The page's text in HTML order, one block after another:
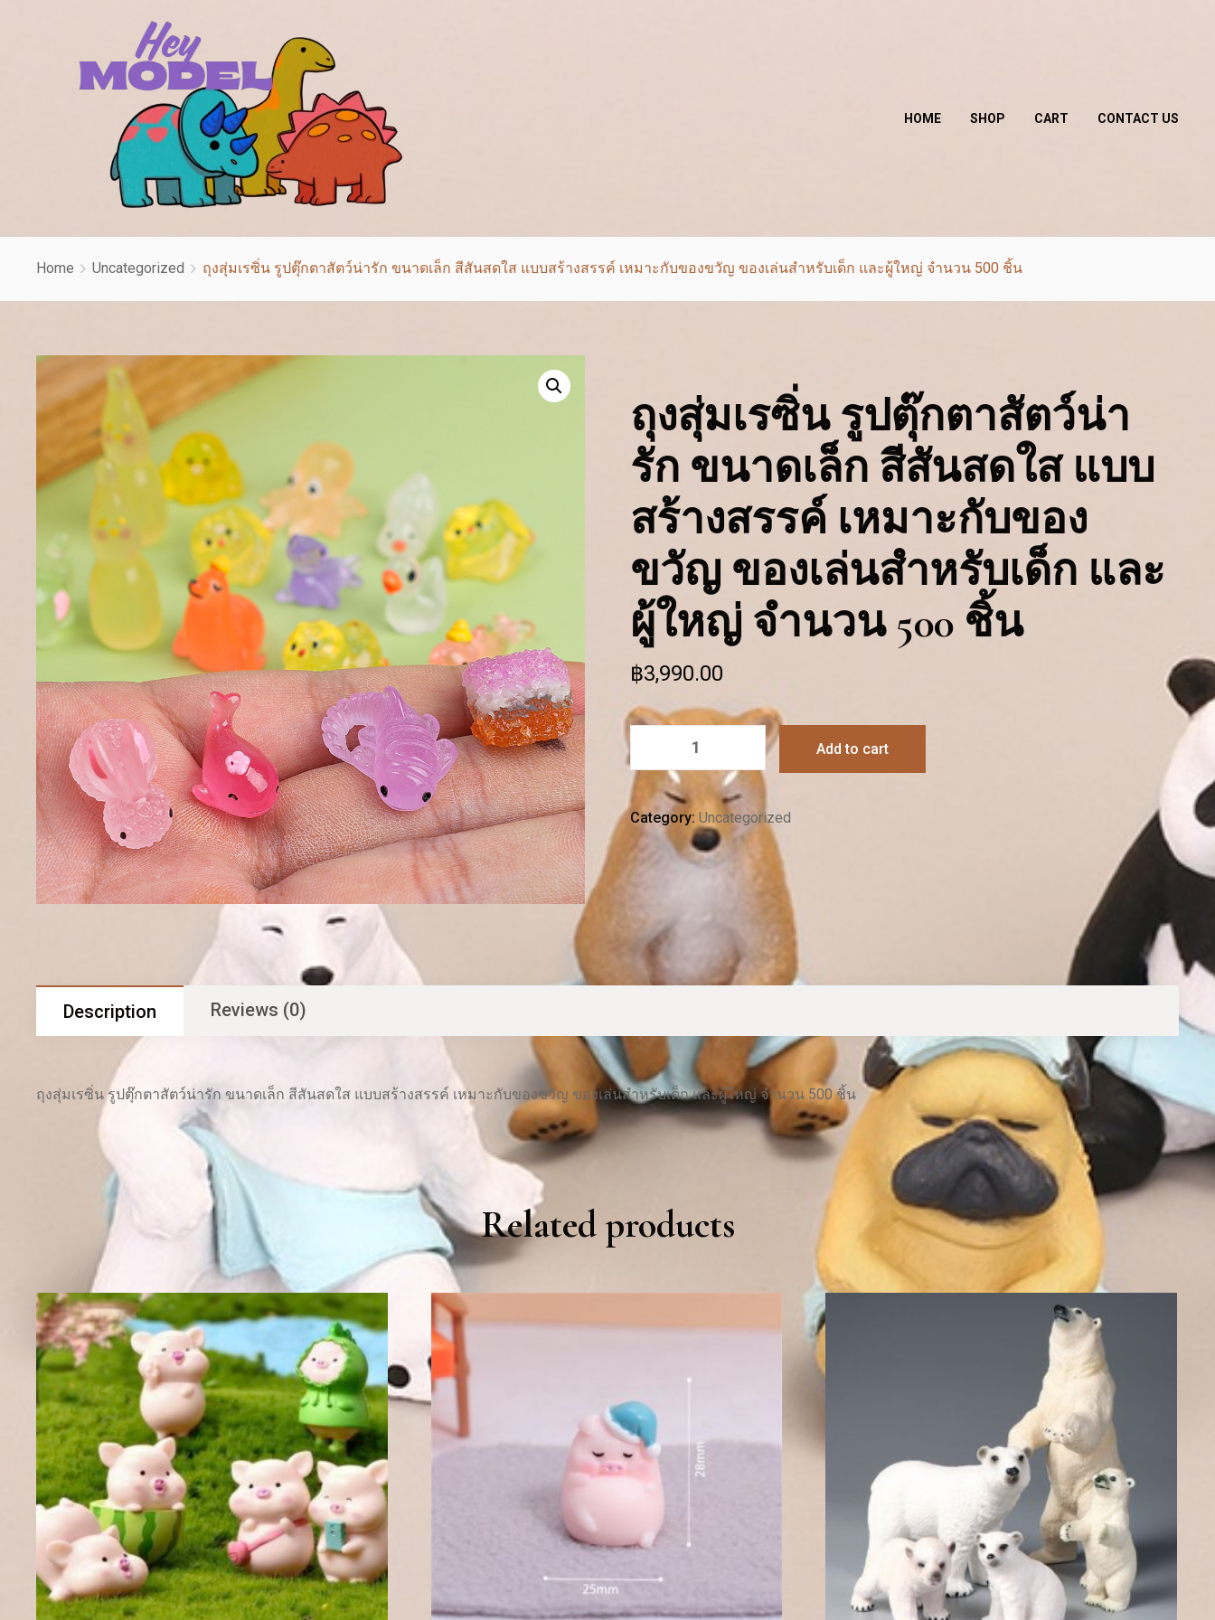
HOME SHOP CART CONTACT US
Home Uncategorized ถุงสุ่มเรซิ่น รูปตุ๊กตาสัตว์น่ารัก ขนาดเล็ก สีสันสดใส แบบสร้างสรรค์ เหมาะกับของขวัญ ของเล่นสําหรับเด็ก และผู้ใหญ่ จํานวน 500 ชิ้น
ถุงสุ่มเรซิ่น รูปตุ๊กตาสัตว์น่า
รัก ขนาดเล็ก สีสันสดใส แบบ
สร้างสรรค์ เหมาะกับของ
ขวัญ ของเล่นสําหรับเด็ก และ
ผู้ใหญ่ จํานวน 500 ชิ้น
฿3,990.00
Add to cart
Category:Uncategorized
Description Reviews (0)
ถุงสุ่มเรซิ่น รูปตุ๊กตาสัตว์น่ารัก ขนาดเล็ก สีสันสดใส แบบสร้างสรรค์ เหมาะกับของขวัญ ของเล่นสําหรับเด็ก และผู้ใหญ่ จํานวน 500 ชิ้น
Related products